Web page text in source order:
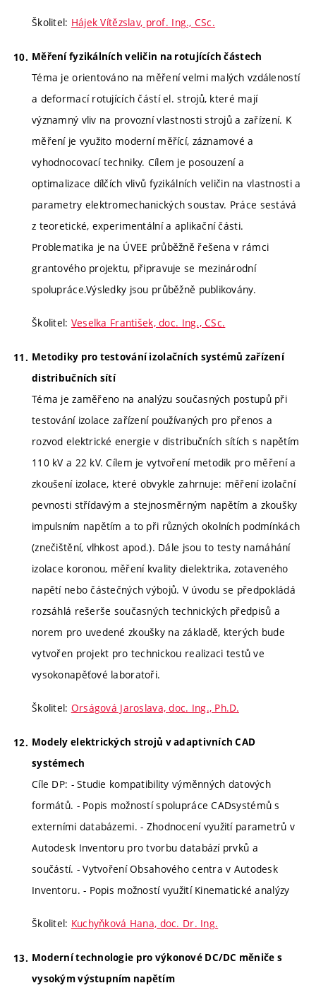
Školitel: Hájek Vítězslav, prof. Ing., CSc.
Měření fyzikálních veličin na rotujících částech
Téma je orientováno na měření velmi malých vzdáleností
a deformací rotujících částí el. strojů, které mají
významný vliv na provozní vlastnosti strojů a zařízení. K
měření je využito moderní měřící, záznamové a
vyhodnocovací techniky. Cílem je posouzení a
optimalizace dílčích vlivů fyzikálních veličin na vlastnosti a
parametry elektromechanických soustav. Práce sestává
z teoretické, experimentální a aplikační části.
Problematika je na ÚVEE průběžně řešena v rámci
grantového projektu, připravuje se mezinárodní
spolupráce.Výsledky jsou průběžně publikovány.
Školitel: Veselka František, doc. Ing., CSc.
Metodiky pro testování izolačních systémů zařízení
distribučních sítí
Téma je zaměřeno na analýzu současných postupů při
testování izolace zařízení používaných pro přenos a
rozvod elektrické energie v distribučních sítích s napětím
110 kV a 22 kV. Cílem je vytvoření metodik pro měření a
zkoušení izolace, které obvykle zahrnuje: měření izolační
pevnosti střídavým a stejnosměrným napětím a zkoušky
impulsním napětím a to při různých okolních podmínkách
(znečištění, vlhkost apod.). Dále jsou to testy namáhání
izolace koronou, měření kvality dielektrika, zotaveného
napětí nebo částečných výbojů. V úvodu se předpokládá
rozsáhlá rešerše současných technických předpisů a
norem pro uvedené zkoušky na základě, kterých bude
vytvořen projekt pro technickou realizaci testů ve
vysokonapěťové laboratoři.
Školitel: Orságová Jaroslava, doc. Ing., Ph.D.
Modely elektrických strojů v adaptivních CAD
systémech
Cíle DP: - Studie kompatibility výměnných datových
formátů. - Popis možností spolupráce CADsystémů s
externími databázemi. - Zhodnocení využití parametrů v
Autodesk Inventoru pro tvorbu databází prvků a
součástí. - Vytvoření Obsahového centra v Autodesk
Inventoru. - Popis možností využití Kinematické analýzy
Školitel: Kuchyňková Hana, doc. Dr. Ing.
Moderní technologie pro výkonové DC/DC měniče s
vysokým výstupním napětím